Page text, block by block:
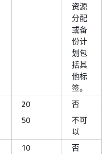
资源
分配
或备
份计
划包
括其
他标
签。
20
否
50
不可
以
10 否